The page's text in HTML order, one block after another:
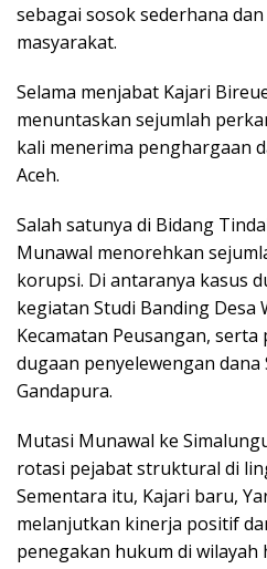
sebagai sosok sederhana
masyarakat.
Selama menjabat Kajari
menuntaskan sejumlah
kali menerima penghargaan
Aceh.
Salah satunya di Bidang
Munawal menorehkan
korupsi. Di antaranya kasus
kegiatan Studi Banding Desa
Kecamatan Peusangan,
dugaan penyelewengan dana
Gandapura.
Mutasi Munawal ke
rotasi pejabat struktural di
Sementara itu, Kajari baru,
melanjutkan kinerja positif
penegakan hukum di wilayah